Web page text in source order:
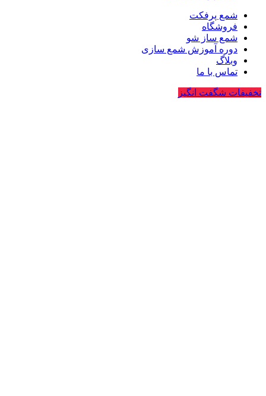
شمع پرفکت
فروشگاه
شمع ساز شو
دوره آموزش شمع سازی
وبلاگ
تماس با ما
تخفیفات شگفت انگیز